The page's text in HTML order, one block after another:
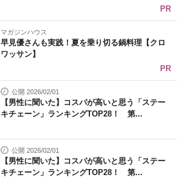
PR
マガジンハウス
早見優さんも実践！夏を乗り切る鍋料理【クロ
ワッサン】
PR
公開 2026/02/01
【男性に聞いた】コスパが高いと思う「ステー
キチェーン」ランキングTOP28！ 第...
公開 2026/02/01
【男性に聞いた】コスパが高いと思う「ステー
キチェーン」ランキングTOP28！ 第...